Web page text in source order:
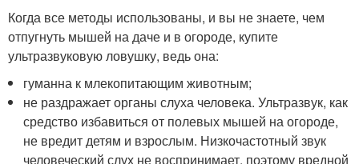
Когда все методы использованы, и вы не знаете, чем
отпугнуть мышей на даче и в огороде, купите
ультразвуковую ловушку, ведь она:
гуманна к млекопитающим животным;
не раздражает органы слуха человека. Ультразвук, как
средство избавиться от полевых мышей на огороде,
не вредит детям и взрослым. Низкочастотный звук
человеческий слух не воспринимает, поэтому вредной